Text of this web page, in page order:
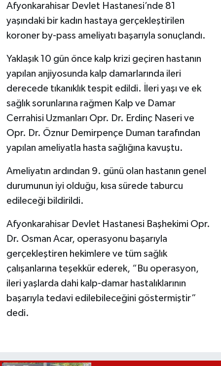
Afyonkarahisar Devlet Hastanesi’nde 81
yaşındaki bir kadın hastaya gerçekleştirilen
koroner by-pass ameliyatı başarıyla sonuçlandı.
Yaklaşık 10 gün önce kalp krizi geçiren hastanın
yapılan anjiyosunda kalp damarlarında ileri
derecede tıkanıklık tespit edildi. İleri yaşı ve ek
sağlık sorunlarına rağmen Kalp ve Damar
Cerrahisi Uzmanları Opr. Dr. Erdinç Naseri ve
Opr. Dr. Öznur Demirpençe Duman tarafından
yapılan ameliyatla hasta sağlığına kavuştu.
Ameliyatın ardından 9. günü olan hastanın genel
durumunun iyi olduğu, kısa sürede taburcu
edileceği bildirildi.
Afyonkarahisar Devlet Hastanesi Başhekimi Opr.
Dr. Osman Acar, operasyonu başarıyla
gerçekleştiren hekimlere ve tüm sağlık
çalışanlarına teşekkür ederek, “Bu operasyon,
ileri yaşlarda dahi kalp-damar hastalıklarının
başarıyla tedavi edilebileceğini göstermiştir”
dedi.